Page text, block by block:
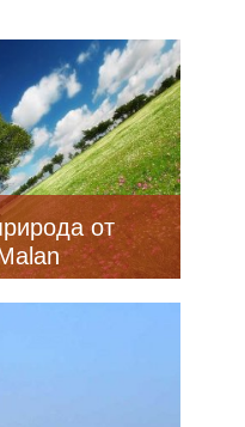
от